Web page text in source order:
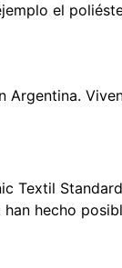
el
Argentina.
Textil
hecho